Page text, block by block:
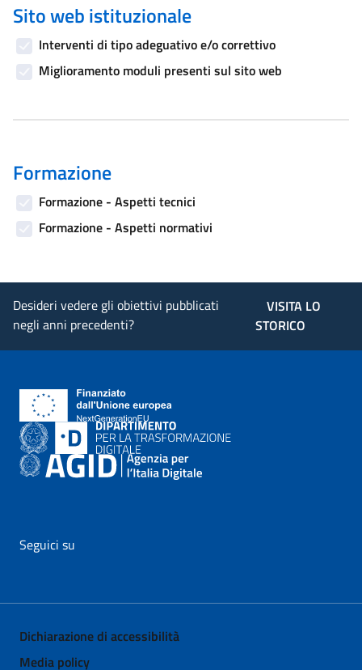
Sito web istituzionale
Interventi di tipo adeguativo e/o correttivo
Miglioramento moduli presenti sul sito web
Formazione
Formazione - Aspetti tecnici
Formazione - Aspetti normativi
Desideri vedere gli obiettivi pubblicati
negli anni precedenti?
VISITA LO
STORICO
Seguici su
Dichiarazione di accessibilità
Media policy